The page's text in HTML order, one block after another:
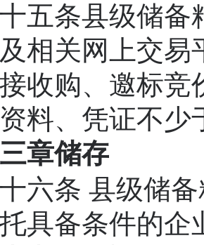
条县级储备
相关网上交易
收购、邀标竞
料、凭证不少
章储存
条 县级储备
具备条件的企